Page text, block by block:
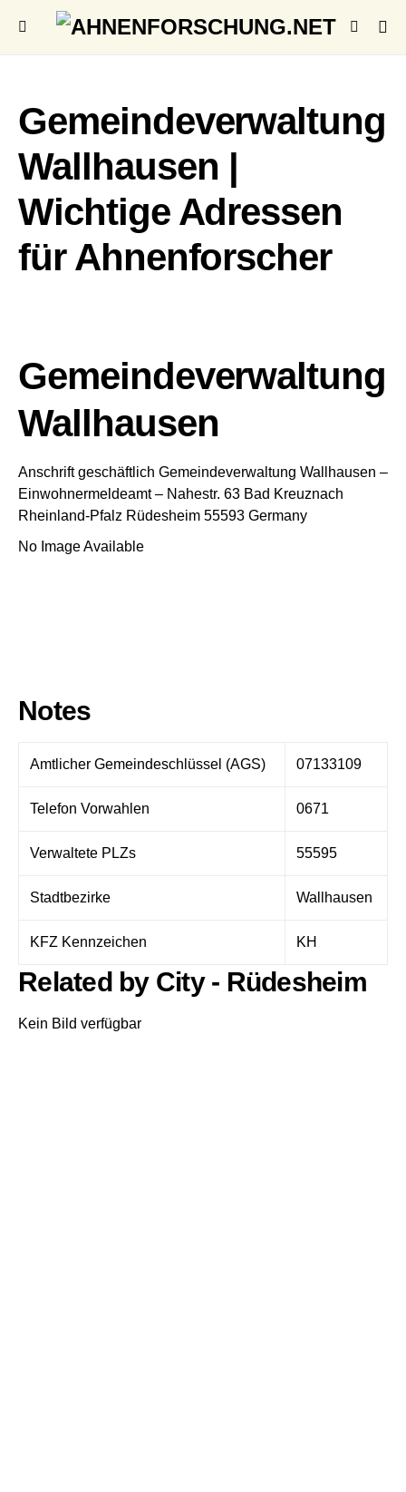
Gemeindeverwaltung
Wallhausen |
Wichtige Adressen
für Ahnenforscher
Gemeindeverwaltung
Wallhausen
Anschrift geschäftlich Gemeindeverwaltung Wallhausen –
Einwohnermeldeamt – Nahestr. 63 Bad Kreuznach
Rheinland-Pfalz Rüdesheim 55593 Germany
No Image Available
Notes
Amtlicher Gemeindeschlüssel (AGS) 07133109
Telefon Vorwahlen 0671
Verwaltete PLZs 55595
Stadtbezirke Wallhausen
KFZ Kennzeichen KH
Related by City - Rüdesheim
Kein Bild verfügbar